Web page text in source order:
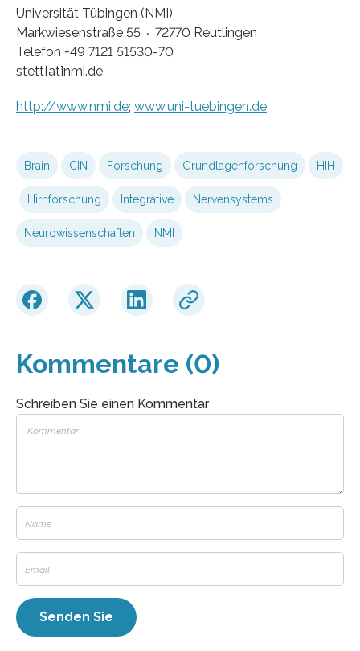
Universität Tübingen (NMI)
Markwiesenstraße 55 ∙ 72770 Reutlingen
Telefon +49 7121 51530-70
stett[at]nmi.de
http://www.nmi.de; www.uni-tuebingen.de
Brain CIN Forschung Grundlagenforschung HIH
Hirnforschung Integrative Nervensystems
Neurowissenschaften NMI
Kommentare (0)
Schreiben Sie einen Kommentar